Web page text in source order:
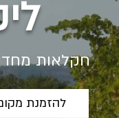
חקלאות
להזמנת